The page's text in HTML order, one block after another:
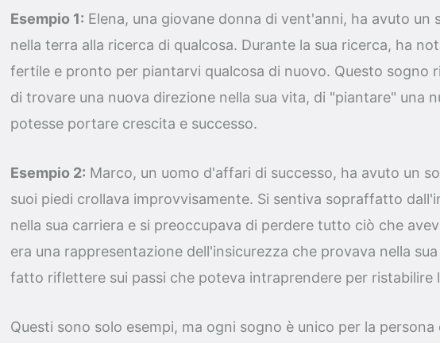
Esempio 1: Elena, una giovane donna di vent'anni, ha avuto un
nella terra alla ricerca di qualcosa. Durante la sua ricerca, ha
fertile e pronto per piantarvi qualcosa di nuovo. Questo sogno
di trovare una nuova direzione nella sua vita, di "piantare" una
potesse portare crescita e successo.
Esempio 2: Marco, un uomo d'affari di successo, ha avuto un
suoi piedi crollava improvvisamente. Si sentiva sopraffatto
nella sua carriera e si preoccupava di perdere tutto ciò che
era una rappresentazione dell'insicurezza che provava nella
fatto riflettere sui passi che poteva intraprendere per ristabilire
Questi sono solo esempi, ma ogni sogno è unico per la